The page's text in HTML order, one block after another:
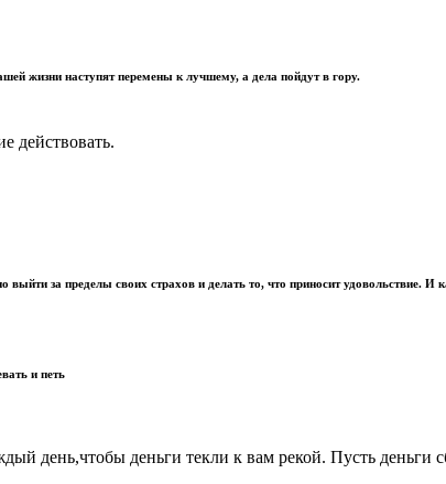
жизни наступят перемены к лучшему, а дела пойдут в гору.
действовать.
за пределы своих страхов и делать то, что приносит удовольствие. И
и петь
день,чтобы деньги текли к вам рекой. Пусть деньги